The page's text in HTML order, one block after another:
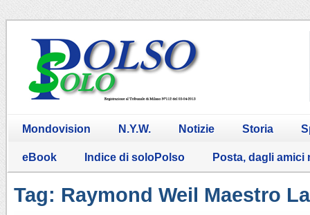
Mondovision N.Y.W. Notizie Storia
eBook Indice di soloPolso Posta, dagli amici
Tag: Raymond Weil Maestro